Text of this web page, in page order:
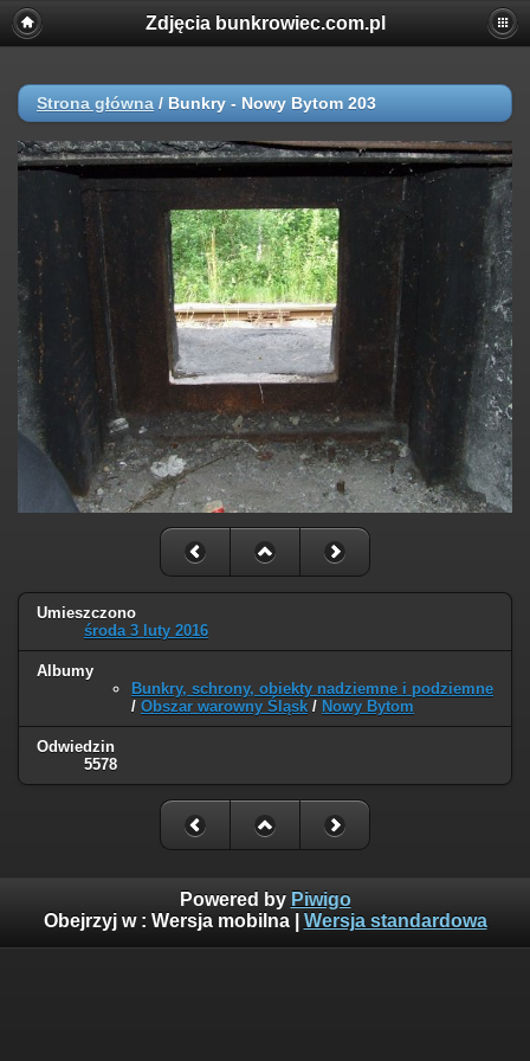
Zdjęcia bunkrowiec.com.pl
Strona główna / Bunkry - Nowy Bytom 203
Umieszczono
środa 3 luty 2016
Albumy
Bunkry, schrony, obiekty nadziemne i podziemne
/ Obszar warowny Śląsk / Nowy Bytom
Odwiedzin
5578
Powered by Piwigo
Obejrzyj w : Wersja mobilna| Wersja standardowa